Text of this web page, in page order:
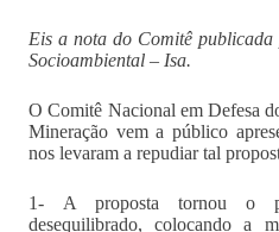
Eis a nota do Comitê
Socioambiental – Isa.
O Comitê Nacional em Defesa
Mineração vem a público
nos levaram a repudiar tal
1- A proposta tornou o
desequilibrado, colocando a